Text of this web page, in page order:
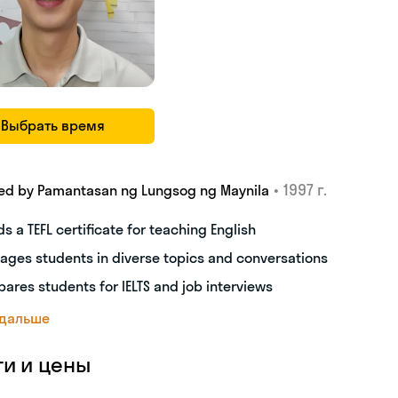
Выбрать время
by Pamantasan ng Lungsog ng Maynila • 1997 г.
a TEFL certificate for teaching English
students in diverse topics and conversations
students for IELTS and job interviews
и цены